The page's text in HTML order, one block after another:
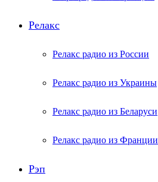
Релакс
Релакс радио из России
Релакс радио из Украины
Релакс радио из Беларуси
Релакс радио из Франции
Рэп